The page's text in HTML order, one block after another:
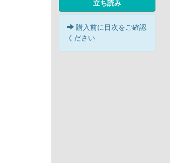
立ち読み
購入前に目次をご確認
ください